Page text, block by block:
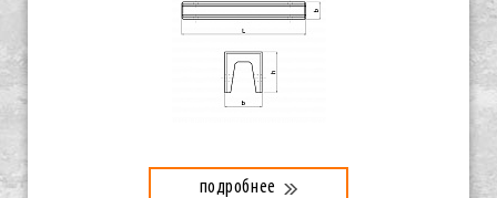
подробнее